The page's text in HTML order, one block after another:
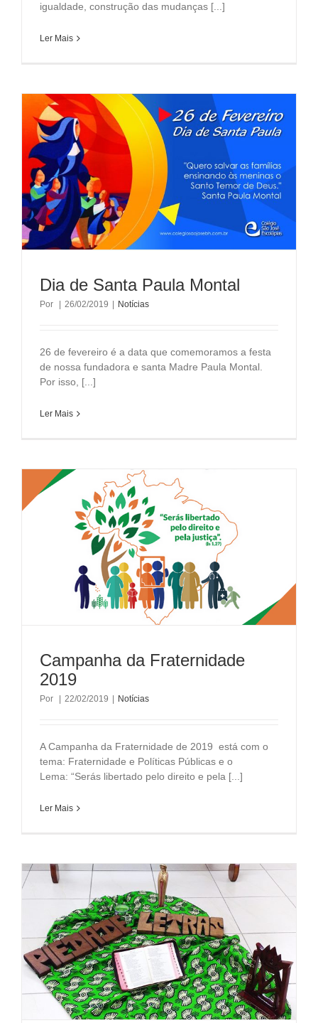
igualdade, construção das mudanças [...]
Ler Mais
Dia de Santa Paula Montal
Por 26/02/2019 Notícias
26 de fevereiro é a data que comemoramos a festa
de nossa fundadora e santa Madre Paula Montal.
Por isso, [...]
Ler Mais
Campanha da Fraternidade
2019
Por 22/02/2019 Notícias
A Campanha da Fraternidade de 2019 está com o
tema: Fraternidade e Políticas Públicas e o
Lema: “Serás libertado pelo direito e pela [...]
Ler Mais